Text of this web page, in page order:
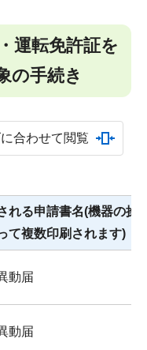
運転免許証を
の手続き
合わせて閲覧
れる申請書名(機器の操
て複数印刷されます)
動届
動届